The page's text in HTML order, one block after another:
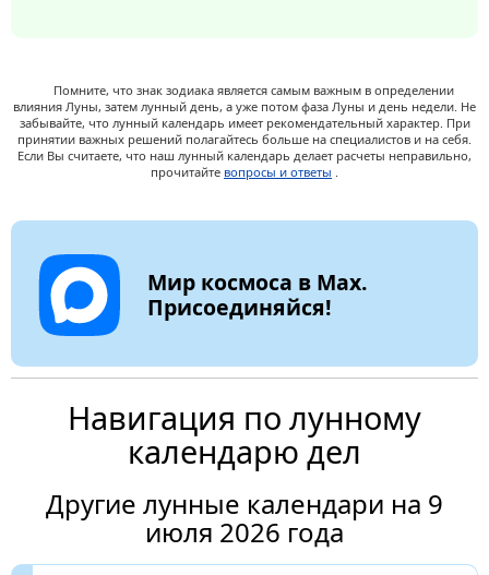
Помните, что знак зодиака является самым важным в определении
влияния Луны, затем лунный день, а уже потом фаза Луны и день недели. Не
забывайте, что лунный календарь имеет рекомендательный характер. При
принятии важных решений полагайтесь больше на специалистов и на себя.
Если Вы считаете, что наш лунный календарь делает расчеты неправильно,
прочитайте вопросы и ответы .
Мир космоса в Max.
Присоединяйся!
Навигация по лунному
календарю дел
Другие лунные календари на 9
июля 2026 года